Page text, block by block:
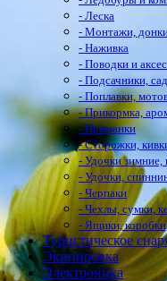
- Леска
- Монтажи,
- Наживка
- Поводки и
- Подсачники,
- Поплавки,
- Прикормка,
- Приманки
- Сторожки,
- Удочки зимние,
- Удочки,
- Черпаки
- Чехлы, сумки,
- Ящики,
Туристическое
Экипировка
Электроника